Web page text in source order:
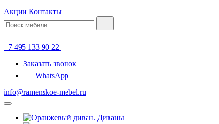
Акции Контакты
+7 495 133 90 22
Заказать звонок
WhatsApp
info@ramenskoe-mebel.ru
Диваны